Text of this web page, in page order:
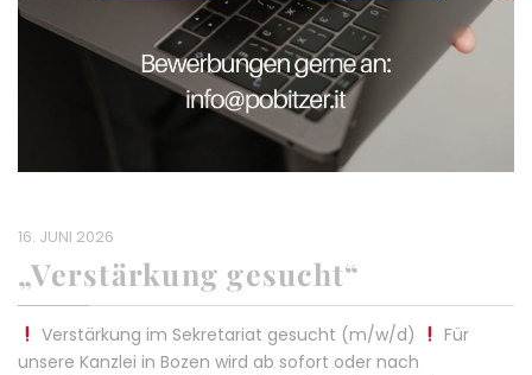
16. JUNI 2026
„Verstärkung gesucht“
Verstärkung im Sekretariat gesucht (m/w/d)
Für
unsere Kanzlei in Bozen wird ab sofort oder nach